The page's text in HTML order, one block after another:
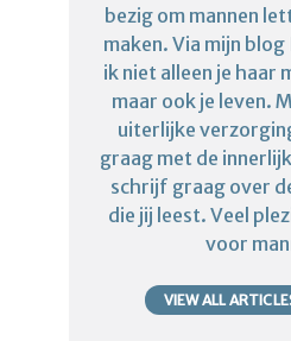
bezig om mannen
maken. Via mijn
ik niet alleen je haar
maar ook je leven.
uiterlijke
graag met de
schrijf graag over
die jij leest. Veel
voor
VIEW ALL